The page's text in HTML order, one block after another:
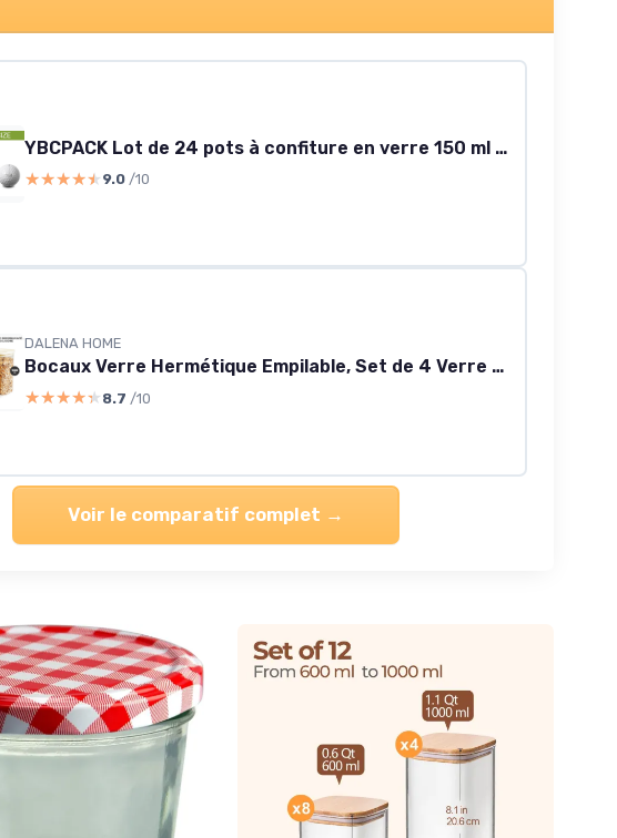
YBCPACK Lot de 24 pots à confiture en verre 150 ml avec couvercle à vis – Bocaux à confiture hermétiques et réutilisables, compatibles lave-vaisselle, avec étiquettes et stylo
★★★★★
★★★★★ 9.0 /10
DALENA HOME
Bocaux Verre Hermétique Empilable, Set de 4 Verre Borosilicate Robuste + Etiquettes (4x 1500ml) - Boîte Rangement Cuisine - Pot Carrée 4 × 1.500 Ml - Calpe
★★★★★
★★★★★ 8.7 /10
Voir le comparatif complet →